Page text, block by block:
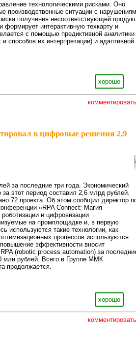
технологическими рисками. Оно
производственные ситуации с
получения несоответствующей
формирует интерактивную техкарту и
с помощью предиктивной аналитики
способов их интерпретации) и адаптивной
хорошо
комментировать
в цифровые решения 2,9
за последние три года. Экономический
этот период составил 2,6 млрд рублей.
72 проекта. Об этом сообщил директор
«RPA Connect: Магия
и цифровизации
на промплощадке и, в первую
используются такие технологии, как
процессов используются
эффективности вносит
(robotic process automation) за
млн рублей. Всего в Группе ММК
продолжается.
хорошо
комментировать